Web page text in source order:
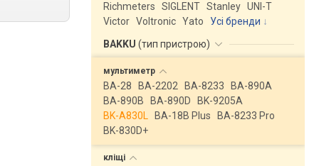
Richmeters
SIGLENT Stanley UNI-T
Victor Voltronic Yato
Усі бренди
BAKKU (тип пристрою)
мультиметр
BA-28 BA-2202 BA-8233
BA-890A
BA-890B
BA-890D
BK-9205A
BK-A830L
BA-18B Plus
BA-8233 Pro
BK-830D+
кліщі